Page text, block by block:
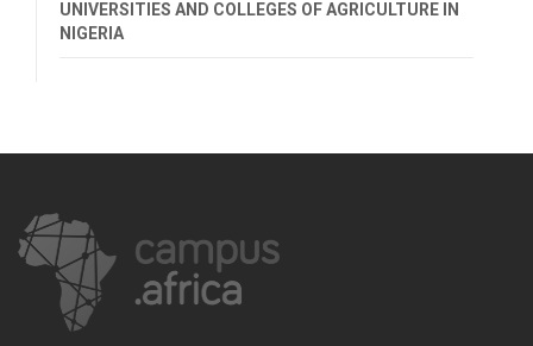
UNIVERSITIES AND COLLEGES OF AGRICULTURE IN
NIGERIA